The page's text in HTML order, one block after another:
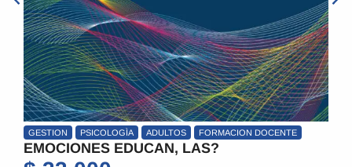
GESTION PSICOLOGÌA ADULTOS FORMACION DOCENTE
EMOCIONES EDUCAN, LAS?